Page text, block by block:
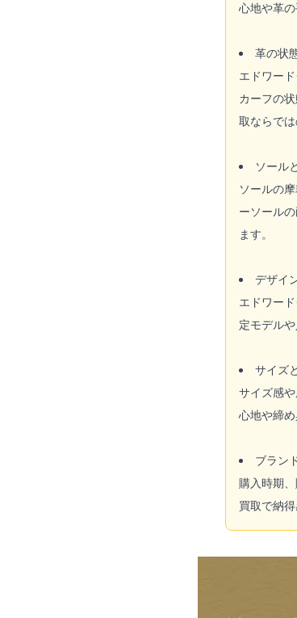
心地や革
革の状
エドワー
カーフの
取ならで
ソール
ソールの
ーソール
ます。
デザイ
エドワー
定モデル
サイズ
サイズ感
心地や締
ブラン
購入時期
買取で納